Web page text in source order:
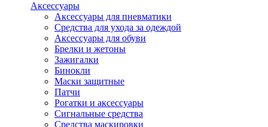
Аксессуары
Аксессуары для пневматики
Средства для ухода за одеждой
Аксессуары для обуви
Брелки и жетоны
Зажигалки
Бинокли
Маски защитные
Патчи
Рогатки и аксессуары
Сигнальные средства
Средства маскировки